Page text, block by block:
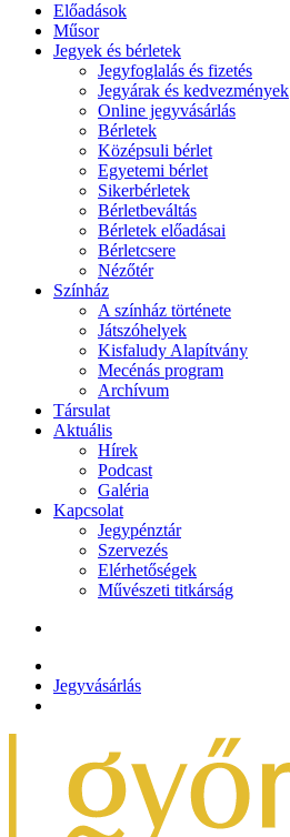
Előadások
Műsor
Jegyek és bérletek
Jegyfoglalás és fizetés
Jegyárak és kedvezmények
Online jegyvásárlás
Bérletek
Középsuli bérlet
Egyetemi bérlet
Sikerbérletek
Bérletbeváltás
Bérletek előadásai
Bérletcsere
Nézőtér
Színház
A színház története
Játszóhelyek
Kisfaludy Alapítvány
Mecénás program
Archívum
Társulat
Aktuális
Hírek
Podcast
Galéria
Kapcsolat
Jegypénztár
Szervezés
Elérhetőségek
Művészeti titkárság
Jegyvásárlás